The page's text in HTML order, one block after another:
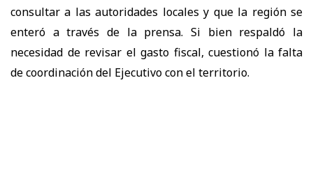
consultar a las autoridades locales y que la región se
enteró a través de la prensa. Si bien respaldó la
necesidad de revisar el gasto fiscal, cuestionó la falta
de coordinación del Ejecutivo con el territorio.